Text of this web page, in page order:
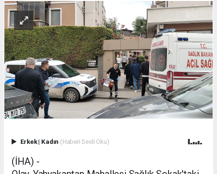
Erkek| Kadın (Haberi Sesli Oku)
(İHA) -